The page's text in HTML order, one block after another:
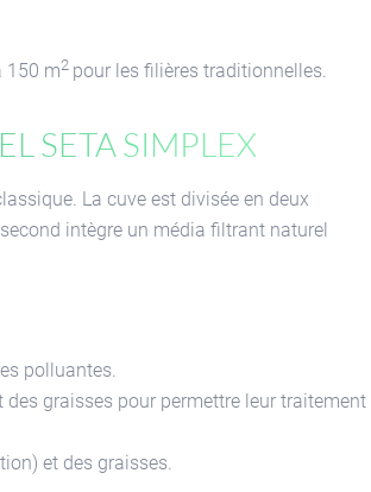
150 m2 pour les filières traditionnelles.
Simplex
La cuve est divisée en deux
intègre un média filtrant naturel
polluantes.
graisses pour permettre leur traitement
et des graisses.